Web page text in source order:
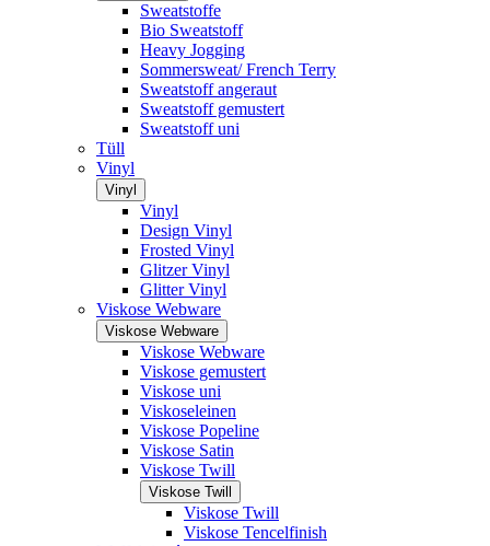
Sweatstoffe
Bio Sweatstoff
Heavy Jogging
Sommersweat/ French Terry
Sweatstoff angeraut
Sweatstoff gemustert
Sweatstoff uni
Tüll
Vinyl
Vinyl
Vinyl
Design Vinyl
Frosted Vinyl
Glitzer Vinyl
Glitter Vinyl
Viskose Webware
Viskose Webware
Viskose Webware
Viskose gemustert
Viskose uni
Viskoseleinen
Viskose Popeline
Viskose Satin
Viskose Twill
Viskose Twill
Viskose Twill
Viskose Tencelfinish